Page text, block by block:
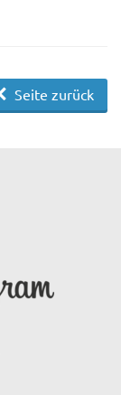
Seite zurück